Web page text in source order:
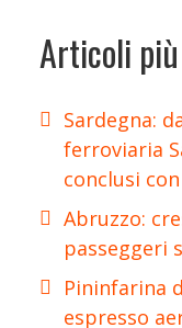
Articoli
Sardegna:
ferroviaria
conclusi
Abruzzo:
passeggeri
Pininfarina
espresso